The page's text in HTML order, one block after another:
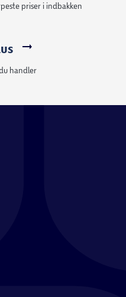
priser i indbakken
handler